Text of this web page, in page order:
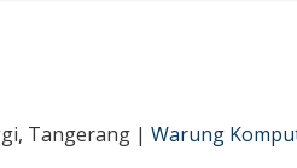
Tangerang | Warung